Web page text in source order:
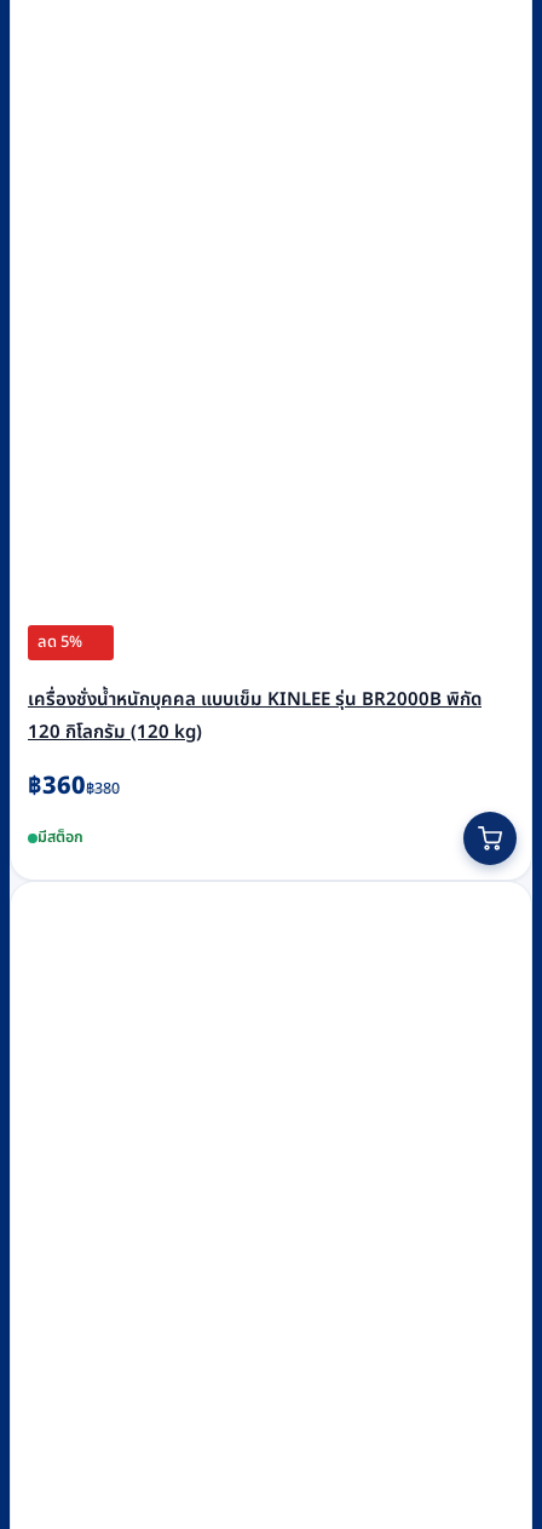
ลด 5%
เครื่องชั่งน้ำหนักบุคคล แบบเข็ม KINLEE รุ่น BR2000B พิกัด
120 กิโลกรัม (120 kg)
฿380
Original
was:
฿380.
฿360
Current
is:
฿360.
มีสต็อก